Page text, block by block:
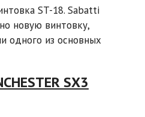
ST-18. Sabatti
новую винтовку,
одного из основных
SX3